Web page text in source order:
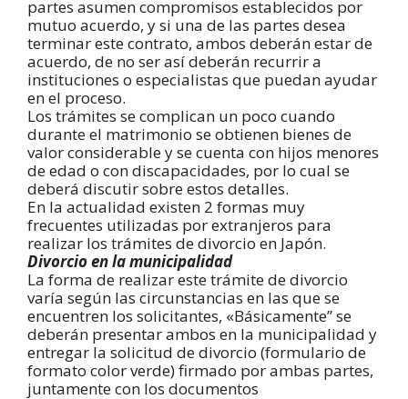
partes asumen compromisos establecidos por
mutuo acuerdo, y si una de las partes desea
terminar este contrato, ambos deberán estar de
acuerdo, de no ser así deberán recurrir a
instituciones o especialistas que puedan ayudar
en el proceso.
Los trámites se complican un poco cuando
durante el matrimonio se obtienen bienes de
valor considerable y se cuenta con hijos menores
de edad o con discapacidades, por lo cual se
deberá discutir sobre estos detalles.
En la actualidad existen 2 formas muy
frecuentes utilizadas por extranjeros para
realizar los trámites de divorcio en Japón.
Divorcio en la municipalidad
La forma de realizar este trámite de divorcio
varía según las circunstancias en las que se
encuentren los solicitantes, «Básicamente” se
deberán presentar ambos en la municipalidad y
entregar la solicitud de divorcio (formulario de
formato color verde) firmado por ambas partes,
juntamente con los documentos